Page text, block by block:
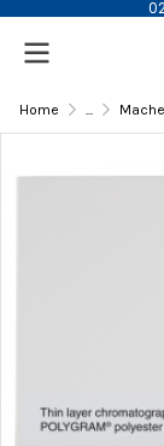
Home ...